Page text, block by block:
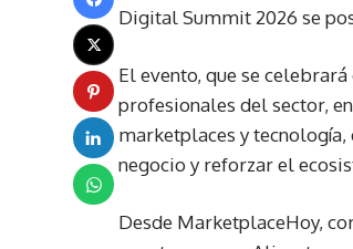
Digital Summit 2026 se
El evento, que se
profesionales del sector,
marketplaces y
negocio y reforzar el
Desde MarketplaceHoy,